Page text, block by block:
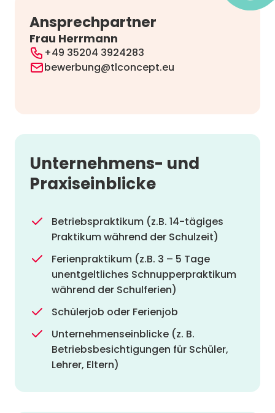
Ansprechpartner
Frau Herrmann
+49 35204 3924283
bewerbung@tlconcept.eu
Unternehmens- und
Praxiseinblicke
Betriebspraktikum (z.B. 14-tägiges
Praktikum während der Schulzeit)
Ferienpraktikum (z.B. 3 – 5 Tage
unentgeltliches Schnupperpraktikum
während der Schulferien)
Schülerjob oder Ferienjob
Unternehmenseinblicke (z. B.
Betriebsbesichtigungen für Schüler,
Lehrer, Eltern)